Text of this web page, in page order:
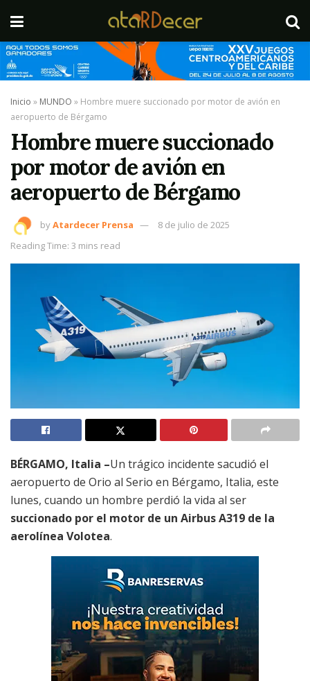
Inicio » MUNDO » Hombre muere succionado por motor de avión en
aeropuerto de Bérgamo
Hombre muere succionado
por motor de avión en
aeropuerto de Bérgamo
byAtardecer Prensa
8 de julio de 2025
Reading Time: 3 mins read
BÉRGAMO, Italia –Un trágico incidente sacudió el
aeropuerto de Orio al Serio en Bérgamo, Italia, este
lunes, cuando un hombre perdió la vida al ser
succionado por el motor de un Airbus A319 de la
aerolínea Volotea.